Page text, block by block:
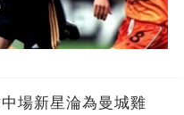
場新星淪為曼城雞